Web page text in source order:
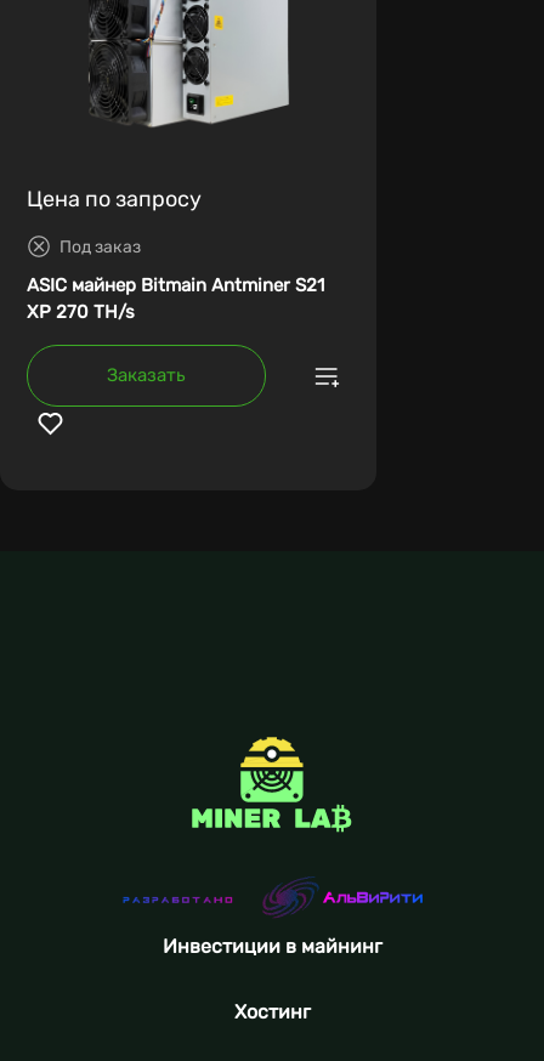
Цена по запросу
Под заказ
ASIC майнер Bitmain Antminer S21
XP 270 TH/s
Заказать
Инвестиции в майнинг
Хостинг